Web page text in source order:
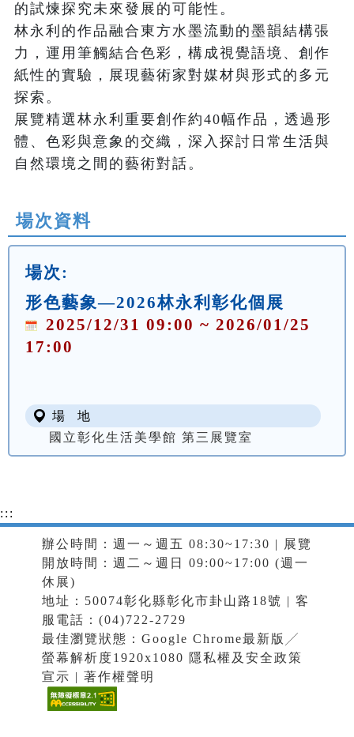
的試煉探究未來發展的可能性。
林永利的作品融合東方水墨流動的墨韻結構張
力，運用筆觸結合色彩，構成視覺語境、創作
紙性的實驗，展現藝術家對媒材與形式的多元
探索。
展覽精選林永利重要創作約40幅作品，透過形
體、色彩與意象的交織，深入探討日常生活與
自然環境之間的藝術對話。
場次資料
場次:
形色藝象—2026林永利彰化個展
2025/12/31 09:00 ~ 2026/01/25
17:00
場 地
國立彰化生活美學館 第三展覽室
:::
辦公時間：週一～週五 08:30~17:30 | 展覽
開放時間：週二～週日 09:00~17:00 (週一
休展)
地址：50074彰化縣彰化市卦山路18號 | 客
服電話：(04)722-2729
最佳瀏覽狀態：Google Chrome最新版╱
螢幕解析度1920x1080 隱私權及安全政策
宣示 | 著作權聲明